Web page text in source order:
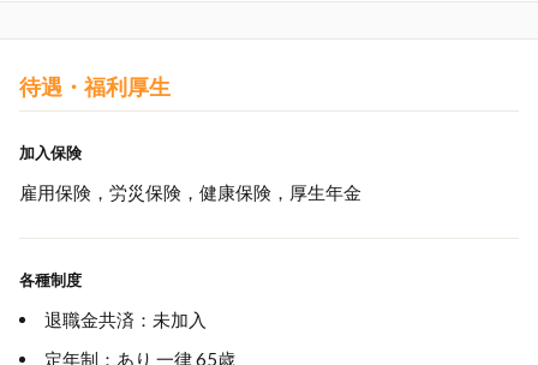
待遇・福利厚生
加入保険
雇用保険，労災保険，健康保険，厚生年金
各種制度
退職金共済：未加入
定年制：あり 一律 65歳